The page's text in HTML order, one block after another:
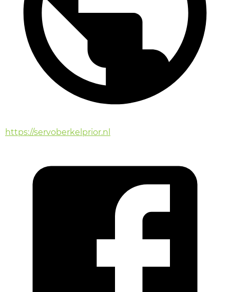
https://servoberkelprior.nl